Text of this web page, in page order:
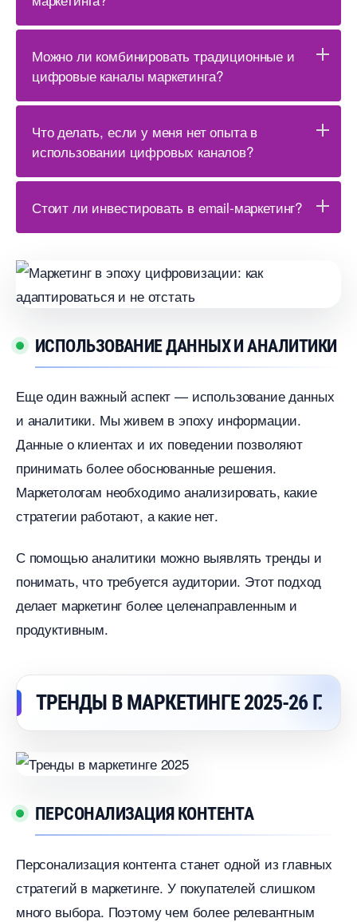
Можно ли комбинировать традиционные и
цифровые каналы маркетинга?
Что делать, если у меня нет опыта
использовании цифровых каналов?
Стоит ли инвестировать в email-маркетинг?
ИСПОЛЬЗОВАНИЕ ДАННЫХ И АНАЛИТИКИ
Еще один важный аспект — использование данных
и аналитики. Мы живем в эпоху информации.
Данные о клиентах и их поведении позволяют
принимать более обоснованные решения.
Маркетологам необходимо анализировать, какие
стратегии работают, а какие нет.
С помощью аналитики можно выявлять тренды и
понимать, что требуется аудитории. Этот подход
делает маркетинг более целенаправленным и
продуктивным.
ТРЕНДЫ В МАРКЕТИНГЕ 2025-26 Г.
ПЕРСОНАЛИЗАЦИЯ КОНТЕНТА
Персонализация контента станет одной из главных
стратегий в маркетинге. У покупателей слишком
много выбора. Поэтому чем более релевантным